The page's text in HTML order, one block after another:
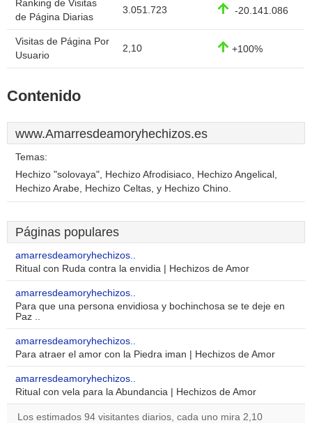
Ranking de Visitas
de Página Diarias
3.051.723 -20.141.086
Visitas de Página Por
Usuario
2,10 +100%
Contenido
www.Amarresdeamoryhechizos.es
Temas:
Hechizo "solovaya", Hechizo Afrodisiaco, Hechizo Angelical,
Hechizo Arabe, Hechizo Celtas, y Hechizo Chino.
Páginas populares
amarresdeamoryhechizos..
Ritual con Ruda contra la envidia | Hechizos de Amor
amarresdeamoryhechizos..
Para que una persona envidiosa y bochinchosa se te deje en
Paz ..
amarresdeamoryhechizos..
Para atraer el amor con la Piedra iman | Hechizos de Amor
amarresdeamoryhechizos..
Ritual con vela para la Abundancia | Hechizos de Amor
Los estimados 94 visitantes diarios, cada uno mira 2,10